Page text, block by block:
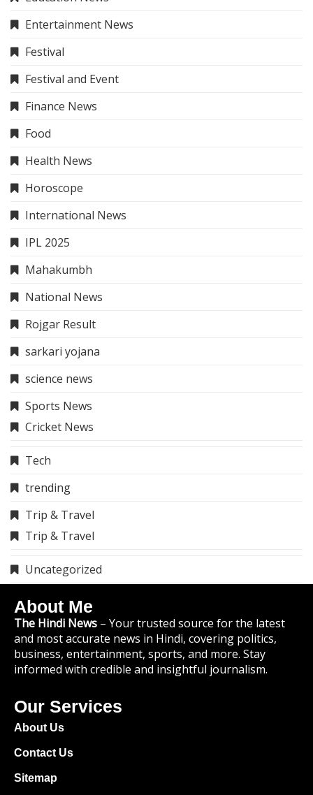
Entertainment News
Festival
Festival and Event
Finance News
Food
Health News
Horoscope
International News
IPL 2025
Mahakumbh
National News
Rojgar Result
sarkari yojana
science news
Sports News
Cricket News
Tech
trending
Trip & Travel
Trip & Travel
Uncategorized
About Me
The Hindi News – Your trusted source for the latest
and most accurate news in Hindi, covering politics,
business, entertainment, sports, and more. Stay
informed with credible and insightful journalism.
Our Services
About Us
Contact Us
Sitemap